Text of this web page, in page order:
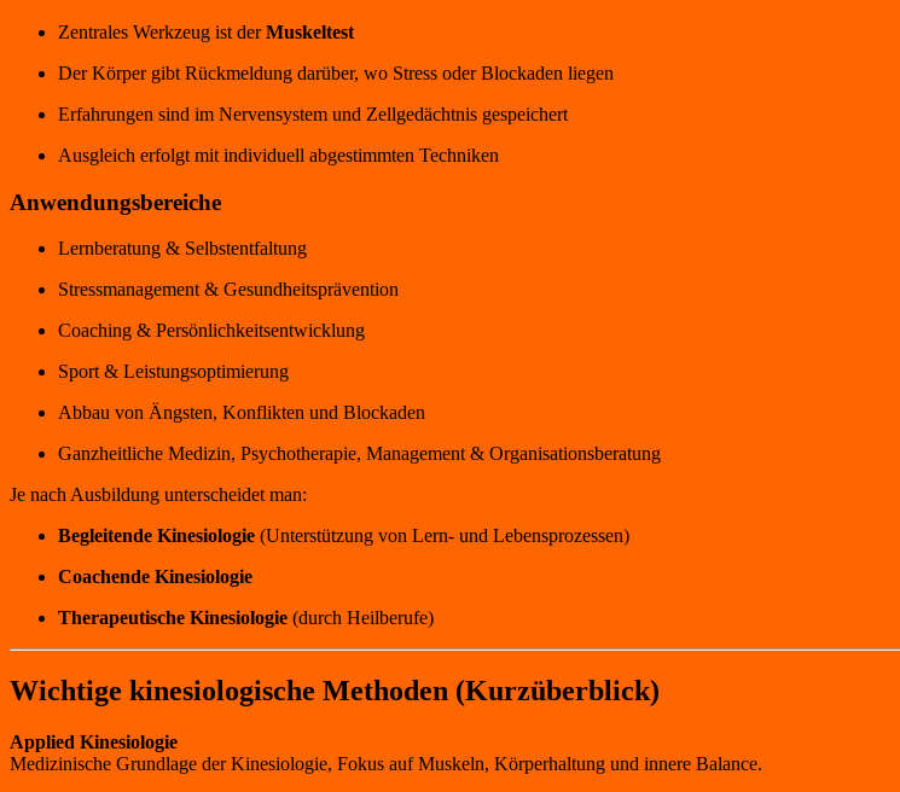
Zentrales Werkzeug ist derMuskeltest
Der Körper gibt Rückmeldung darüber, wo Stress oder Blockaden liegen
Erfahrungen sind im Nervensystem und Zellgedächtnis gespeichert
Ausgleich erfolgt mit individuell abgestimmten Techniken
Anwendungsbereiche
Lernberatung & Selbstentfaltung
Stressmanagement & Gesundheitsprävention
Coaching & Persönlichkeitsentwicklung
Sport & Leistungsoptimierung
Abbau von Ängsten, Konflikten und Blockaden
Ganzheitliche Medizin, Psychotherapie, Management & Organisationsberatung
Je nach Ausbildung unterscheidet man:
Begleitende Kinesiologie (Unterstützung von Lern- und Lebensprozessen)
Coachende Kinesiologie
Therapeutische Kinesiologie (durch Heilberufe)
Wichtige kinesiologische Methoden (Kurzüberblick)
Applied Kinesiologie
Medizinische Grundlage der Kinesiologie, Fokus auf Muskeln, Körperhaltung und innere Balance.